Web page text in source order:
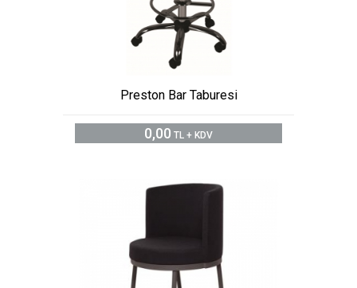
Preston Bar Taburesi
0,00 TL + KDV